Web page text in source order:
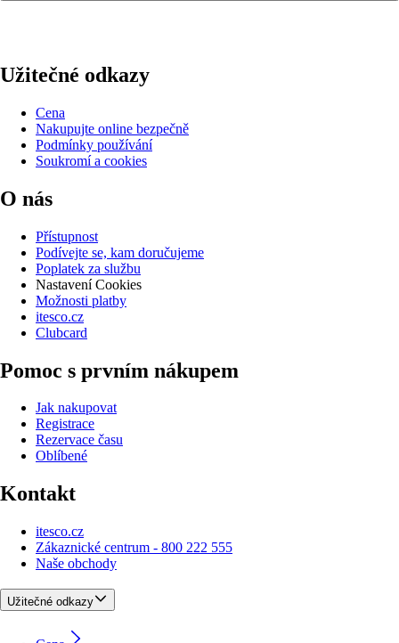
Užitečné odkazy
Cena
Nakupujte online bezpečně
Podmínky používání
Soukromí a cookies
O nás
Přístupnost
Podívejte se, kam doručujeme
Poplatek za službu
Nastavení Cookies
Možnosti platby
itesco.cz
Clubcard
Pomoc s prvním nákupem
Jak nakupovat
Registrace
Rezervace času
Oblíbené
Kontakt
itesco.cz
Zákaznické centrum - 800 222 555
Naše obchody
Užitečné odkazy